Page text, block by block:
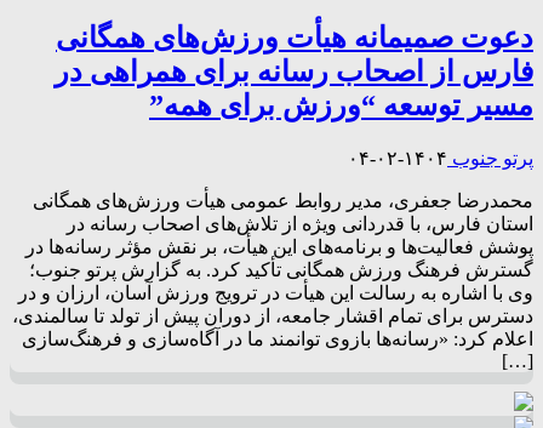
دعوت صمیمانه هیأت ورزش‌های همگانی
فارس از اصحاب رسانه برای همراهی در
مسیر توسعه “ورزش برای همه”
پرتو جنوب ۱۴۰۴-۰۲-۰۴
محمدرضا جعفری، مدیر روابط عمومی هیأت ورزش‌های همگانی
استان فارس، با قدردانی ویژه از تلاش‌های اصحاب رسانه در
پوشش فعالیت‌ها و برنامه‌های این هیأت، بر نقش مؤثر رسانه‌ها در
گسترش فرهنگ ورزش همگانی تأکید کرد. به گزارش پرتو جنوب؛
وی با اشاره به رسالت این هیأت در ترویج ورزش آسان، ارزان و در
دسترس برای تمام اقشار جامعه، از دوران پیش از تولد تا سالمندی،
اعلام کرد: «رسانه‌ها بازوی توانمند ما در آگاه‌سازی و فرهنگ‌سازی
[…]